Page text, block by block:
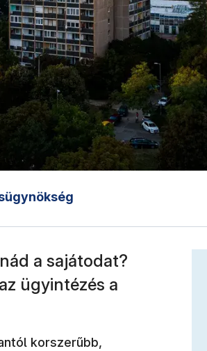
a sajátodat?
ügyintézés a
korszerűbb,